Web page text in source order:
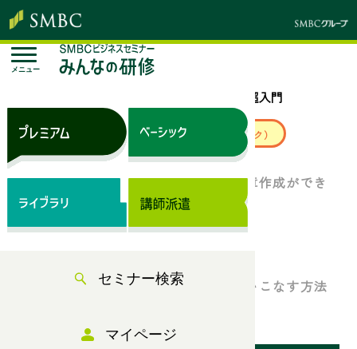
メニュー
セミナー検索
マイページ
Word 超入門
来場セミナー ベーシック（サブスク）
Wordの基本機能を使って、綺麗な文章作成ができ
ていますか？
Wordの基本的な使い方や効率よく使いこなす方法